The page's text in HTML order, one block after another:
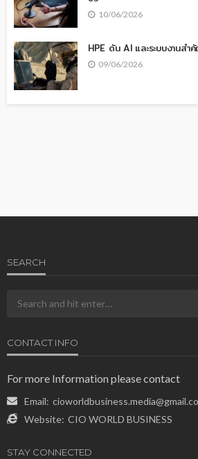
10/06/2026
HPE ดัน AI และระบบงานส
09/06/2026
SEARCH
CONTACT INFO
For more Information please contact
Email:
Website: CIO WORLD BUSINESS
STAY CONNECTED